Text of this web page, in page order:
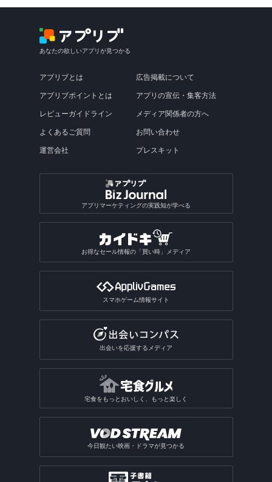
あなたの欲しいアプリが見つかる
アプリブとは
アプリブポイントとは
レビューガイドライン
よくあるご質問
運営会社
広告掲載について
アプリの宣伝・集客方法
メディア関係者の方へ
お問い合わせ
プレスキット
アプリマーケティングの実践知が学べる
お得なセール情報の「買い時」メディア
スマホゲーム情報サイト
出会いを応援するメディア
宅食をもっとおいしく、もっと楽しく
今日観たい映画・ドラマが見つかる